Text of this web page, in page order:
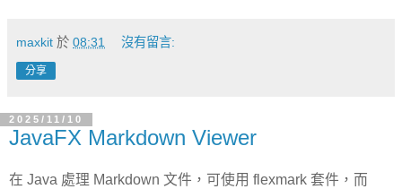
maxkit 於 08:31 沒有留言:
分享
2025/11/10
JavaFX Markdown Viewer
在 Java 處理 Markdown 文件，可使用 flexmark 套件，而